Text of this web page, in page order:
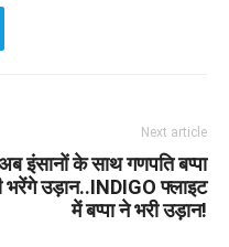
Next article
इंसानों के साथ गणपति बप्पा
भरेंगे उड़ान..INDIGO फ्लाइट
में बप्पा ने भरी उड़ान!